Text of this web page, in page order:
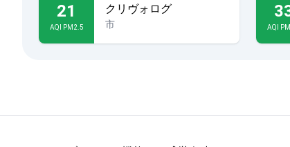
21
AQI PM2.5
クリヴォログ
市 AQI